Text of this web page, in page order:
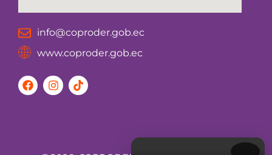
info@coproder.gob.ec
www.coproder.gob.ec
F
a
I
n
T
i